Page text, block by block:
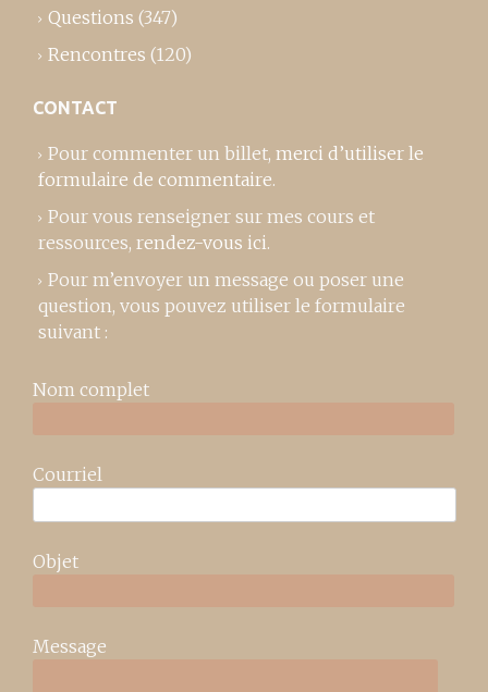
Questions (347)
Rencontres (120)
CONTACT
Pour commenter un billet, merci d’utiliser le
formulaire de commentaire.
Pour vous renseigner sur mes cours et
ressources, rendez-vous ici.
Pour m’envoyer un message ou poser une
question, vous pouvez utiliser le formulaire
suivant :
Nom complet
Courriel
Objet
Message